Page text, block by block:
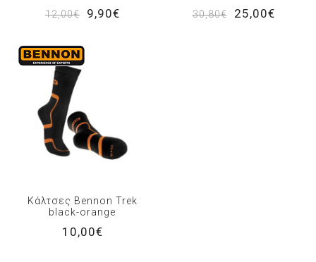
12,00€
9,90€ 30,80€ 25,00€
Κάλτσες Bennon Trek
black-orange
10,00€